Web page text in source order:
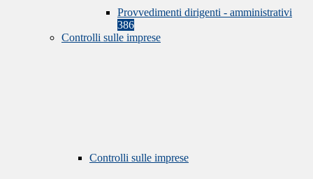
Provvedimenti dirigenti - amministrativi
386
Controlli sulle imprese
Controlli sulle imprese